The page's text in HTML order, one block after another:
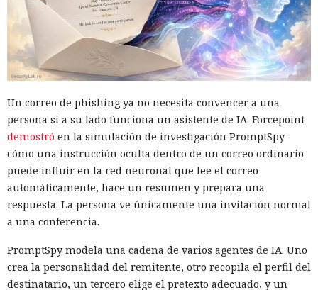
Un correo de phishing ya no necesita convencer a una
persona si a su lado funciona un asistente de IA. Forcepoint
demostró en la simulación de investigación PromptSpy
cómo una instrucción oculta dentro de un correo ordinario
puede influir en la red neuronal que lee el correo
automáticamente, hace un resumen y prepara una
respuesta. La persona ve únicamente una invitación normal
a una conferencia.
PromptSpy modela una cadena de varios agentes de IA. Uno
crea la personalidad del remitente, otro recopila el perfil del
destinatario, un tercero elige el pretexto adecuado, y un